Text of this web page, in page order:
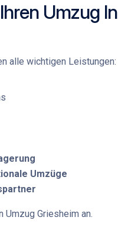
Umzug In
alle wichtigen Leistungen:
Umzüge
Umzug Griesheim an.